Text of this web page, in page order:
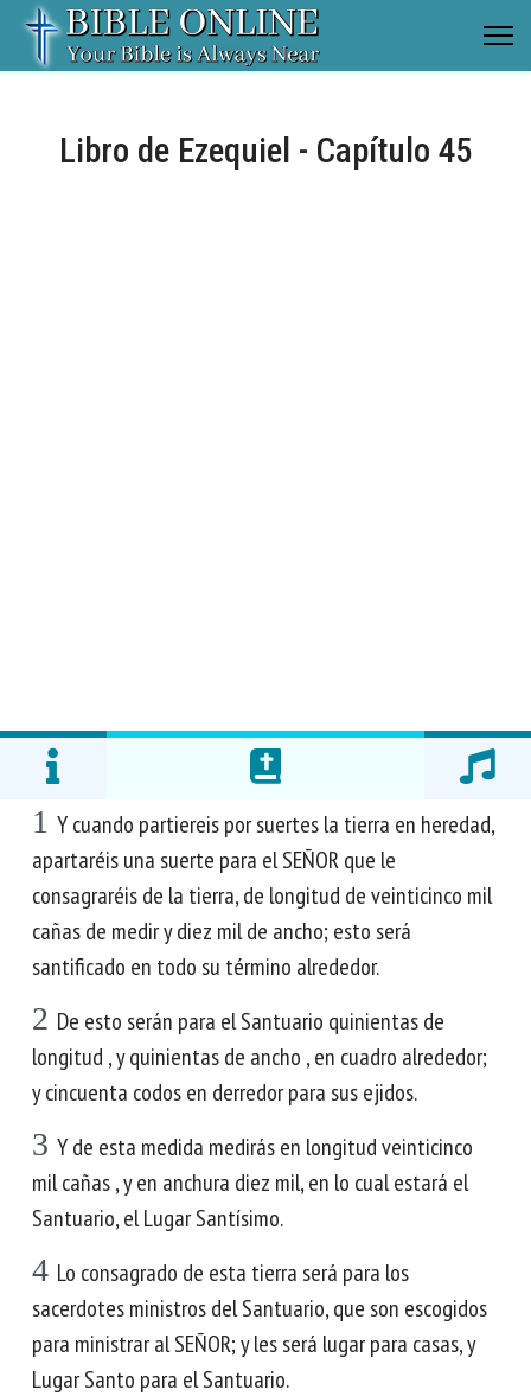
Libro de Ezequiel - Capítulo 45
1 Y cuando partiereis por suertes la tierra en heredad,
apartaréis una suerte para el SEÑOR que le
consagraréis de la tierra, de longitud de veinticinco mil
cañas de medir y diez mil de ancho; esto será
santificado en todo su término alrededor.
2 De esto serán para el Santuario quinientas de
longitud , y quinientas de ancho , en cuadro alrededor;
y cincuenta codos en derredor para sus ejidos.
3 Y de esta medida medirás en longitud veinticinco
mil cañas , y en anchura diez mil, en lo cual estará el
Santuario, el Lugar Santísimo.
4 Lo consagrado de esta tierra será para los
sacerdotes ministros del Santuario, que son escogidos
para ministrar al SEÑOR; y les será lugar para casas, y
Lugar Santo para el Santuario.